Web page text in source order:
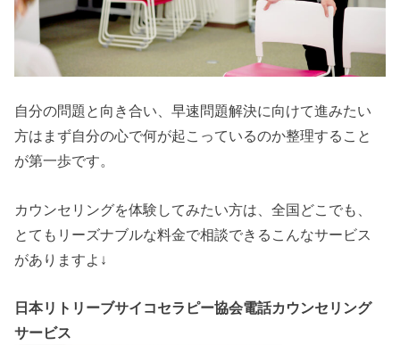
自分の問題と向き合い、早速問題解決に向けて進みたい
方はまず自分の心で何が起こっているのか整理すること
が第一歩です。
カウンセリングを体験してみたい方は、全国どこでも、
とてもリーズナブルな料金で相談できるこんなサービス
がありますよ↓
日本リトリーブサイコセラピー協会電話カウンセリング
サービス